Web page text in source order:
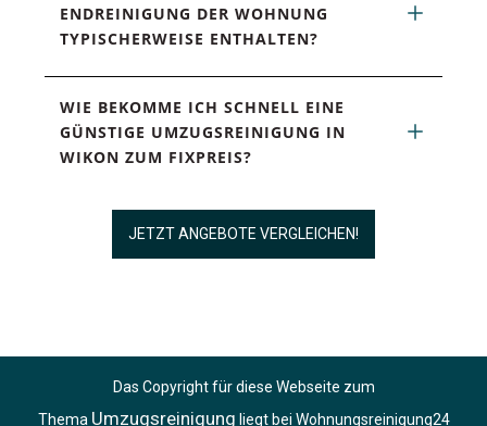
ENDREINIGUNG DER WOHNUNG
TYPISCHERWEISE ENTHALTEN?
WIE BEKOMME ICH SCHNELL EINE
GÜNSTIGE UMZUGSREINIGUNG IN
WIKON ZUM FIXPREIS?
JETZT ANGEBOTE VERGLEICHEN!
Das Copyright für diese Webseite zum
Thema Umzugsreinigung liegt bei Wohnungsreinigung24